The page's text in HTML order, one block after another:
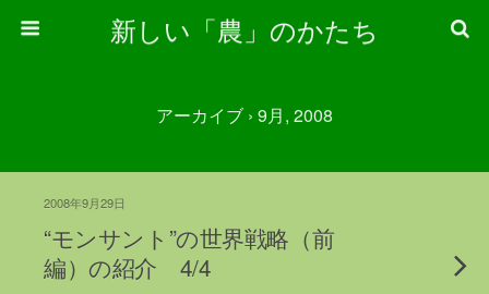
新しい「農」のかたち
アーカイブ › 9月, 2008
2008年9月29日
“モンサント”の世界戦略（前
編）の紹介 4/4